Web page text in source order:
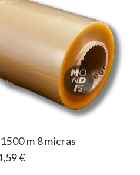
m 8 micras
€